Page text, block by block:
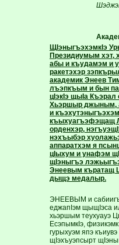
ЩIэныгъэхэмкIэ
Президиумым хэт,
абы и къудамэм и
ракетэхэр
академик Энеев
лъэпкъым и бын
цIэкIэ щыIа Къэрал
Хьэршыр джыным,
и
къыхуагъэфэщащ
орденхэр,
нэхъыбэр
аппаратхэм я
цIыхум и унафэм
щIэныгъэ
Энеевым къратащ
дыщэ медалыр.
ЭНЕЕВЫМ и
еджапIэм щыщIэса
хьэршым теухуауэ
ЕсэпымкIэ,
гурыхуэм япэ
щIэхъуэпсырт